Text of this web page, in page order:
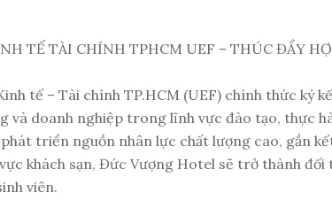
TẾ TÀI CHÍNH TPHCM UEF – THÚC ĐẨY
tế – Tài chính TP.HCM (UEF) chính thức ký
doanh nghiệp trong lĩnh vực đào tạo, thực
triển nguồn nhân lực chất lượng cao, gắn
khách sạn, Đức Vượng Hotel sẽ trở thành
viên.